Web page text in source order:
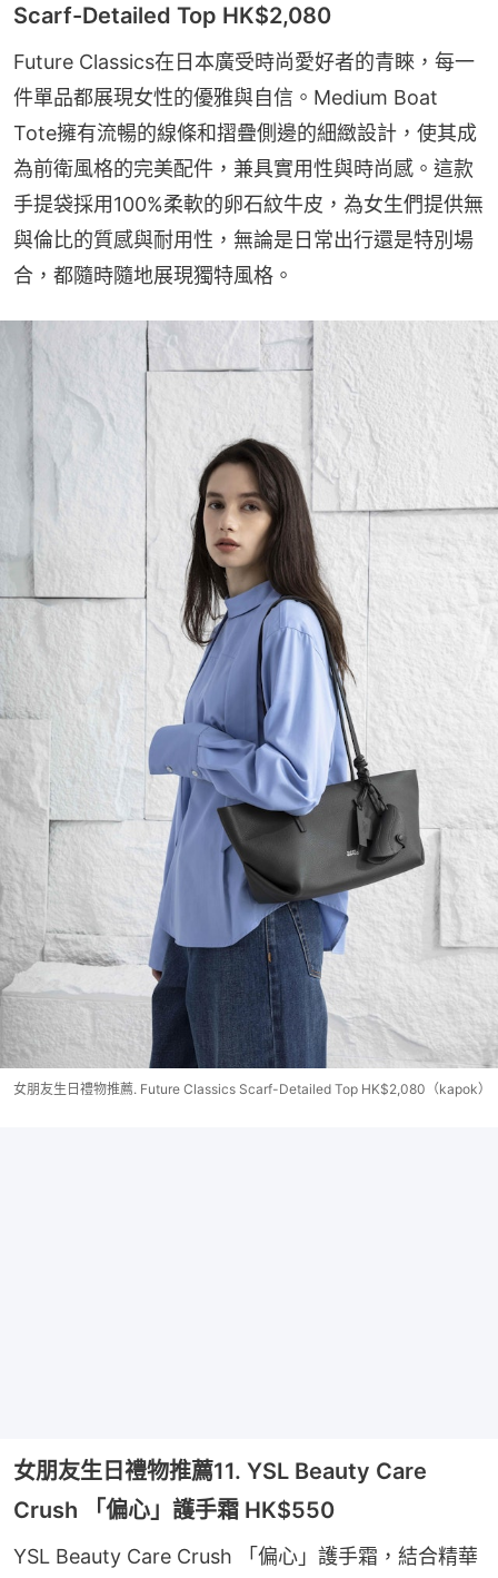
Scarf-Detailed Top HK$2,080
Future Classics在日本廣受時尚愛好者的青睞，每一
件單品都展現女性的優雅與自信。Medium Boat
Tote擁有流暢的線條和摺疊側邊的細緻設計，使其成
為前衛風格的完美配件，兼具實用性與時尚感。這款
手提袋採用100%柔軟的卵石紋牛皮，為女生們提供無
與倫比的質感與耐用性，無論是日常出行還是特別場
合，都隨時隨地展現獨特風格。
女朋友生日禮物推薦. Future Classics Scarf-Detailed Top HK$2,080（kapok）
女朋友生日禮物推薦11. YSL Beauty Care
Crush 「偏心」護手霜 HK$550
YSL Beauty Care Crush 「偏心」護手霜，結合精華